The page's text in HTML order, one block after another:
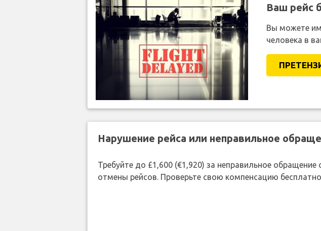
Ваш рейс
Вы можете
человека в
Нарушение рейса или неправильное
Требуйте до £1,600 (€1,920) за неправильное
отмены рейсов. Проверьте свою компенсацию